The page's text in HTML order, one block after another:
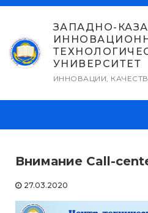
Перейти
содержимому
ЗАПАДНО-
УНИВЕРСИТЕТ
ИННОВАЦИИ,
Внимание Call-
27.03.2020